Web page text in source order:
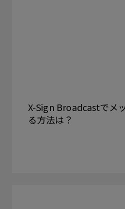
X-Sign Broadcastでメ
る方法は？